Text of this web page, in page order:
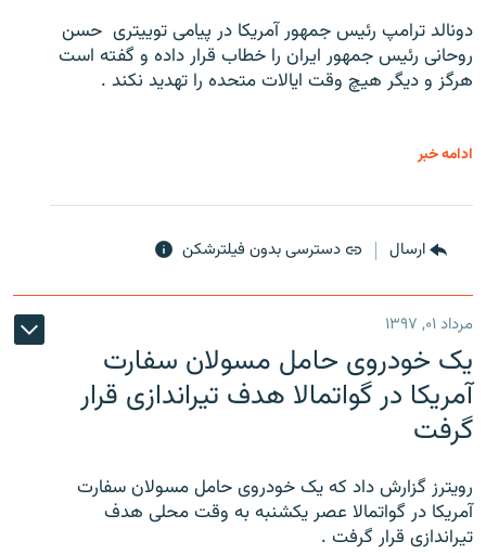
دونالد ترامپ رئیس جمهور آمریکا در پیامی توییتری ‌ حسن
روحانی رئیس جمهور ایران را خطاب قرار داده و گفته است
هرگز و دیگر هیچ وقت ایالات متحده را تهدید نکند .
ادامه خبر
ارسال دسترسی بدون فیلترشکن
مرداد ۰۱, ۱۳۹۷
یک خودروی حامل مسولان سفارت
آمریکا در گواتمالا هدف تیراندازی قرار
گرفت
رویترز گزارش داد که یک خودروی حامل مسولان سفارت
آمریکا در گواتمالا عصر یکشنبه به وقت محلی هدف
تیراندازی قرار گرفت .